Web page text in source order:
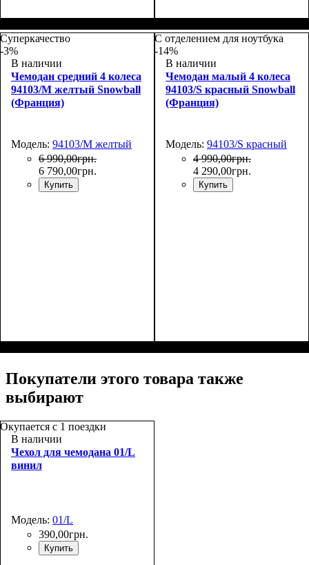
77х51х31
55х39х22
Суперкачество
-3%
В наличии
Чемодан средний 4 колеса
94103/M желтый Snowball
(Франция)
Модель: 94103/M желтый
6 990,00грн.
6 790,00грн.
Купить
С отделением для ноутбука
-14%
В наличии
Чемодан малый 4 колеса
94103/S красный Snowball
(Франция)
Модель: 94103/S красный
4 990,00грн.
4 290,00грн.
Купить
Покупатели этого товара также
выбирают
Окупается с 1 поездки
В наличии
Чехол для чемодана 01/L
винил
Модель: 01/L
390,00грн.
Купить